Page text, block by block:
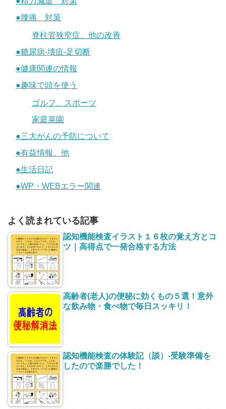
●腰痛 対策
脊柱管狭窄症、他の改善
●糖尿病-壊疽-足切断
●健康関連の情報
●趣味で頭を使う
ゴルフ、スポーツ
家庭菜園
●三大がんの予防について
●有益情報、他
●生活日記
●WP・WEBエラー関連
よく読まれている記事
認知機能検査イラスト１６枚の覚え方とコ
ツ｜高得点で一発合格する方法
高齢者(老人)の便秘に効くもの５選！意外
な飲み物・食べ物で毎日スッキリ！
認知機能検査の体験記（談）-受験準備を
したので楽勝でした！